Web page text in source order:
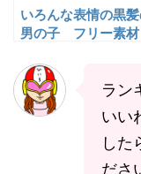
いろんな表情の黒
男の子 フリー素材
ラン
いい
した
ださ